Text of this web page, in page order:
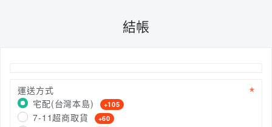
結帳
運送方式
宅配(台灣本島)
+105
7-11超商取貨 +60